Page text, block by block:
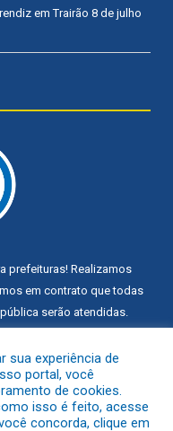
em Trairão 8 de julho
prefeituras! Realizamos
em contrato que todas
serão atendidas.
Pública
sua experiência de
portal, você
de cookies.
isso é feito, acesse
concorda, clique em